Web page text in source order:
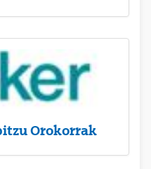
Orokorrak